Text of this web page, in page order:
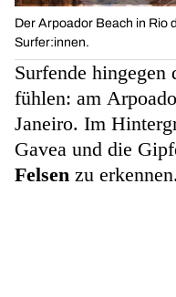
Der Arpoador Beach in Rio
Surfer:innen.
Surfende
fühlen: am
Janeiro. Im
Gavea und die
Felsen zu erkennen.